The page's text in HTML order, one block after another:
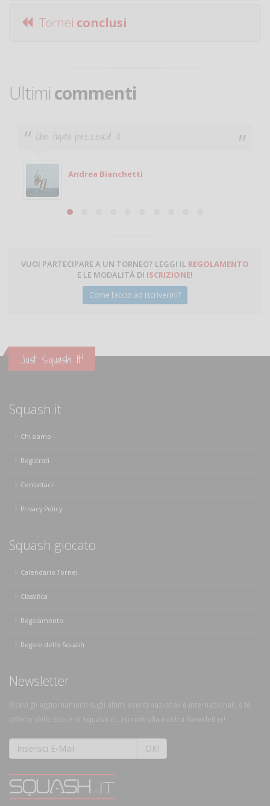
Tornei conclusi
Ultimi commenti
Ciao. Sono a Treviglio da poco e vorrei tornare a
giocare. Se sei in zona e puoi giocare fammi sapere.
Michele
Michele Miglionico
VUOI PARTECIPARE A UN TORNEO? LEGGI IL REGOLAMENTO
E LE MODALITÀ DI ISCRIZIONE!
Come faccio ad iscrivermi?
Just Squash It!
Squash.it
Chi siamo
Registrati
Contattaci
Privacy Policy
Squash giocato
Calendario Tornei
Classifica
Regolamento
Regole dello Squash
Newsletter
Ricevi gli aggiornamenti sugli ultimi eventi nazionali e internazionali, e le
offerte dello Store di Squash.it... Iscriviti alla nostra Newsletter!
OK!